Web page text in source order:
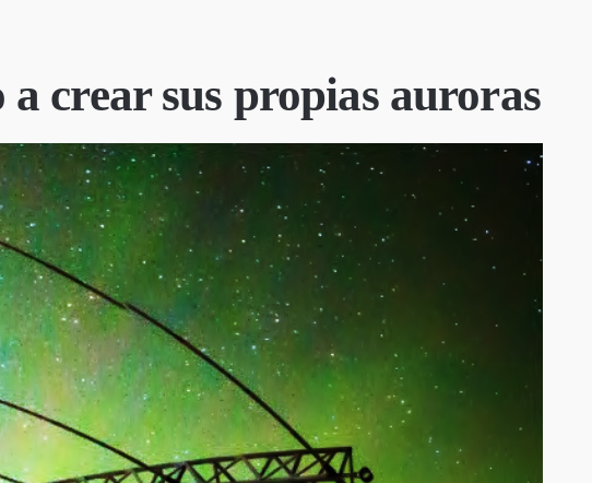
crear sus propias auroras